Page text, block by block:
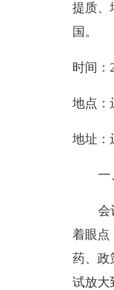
提质、
国。
时间：
地点：
地址：
一
会
着眼点
药、政
试放大